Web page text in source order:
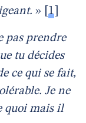
» 1
pas prendre
tu décides
ce qui se fait,
Je ne
quoi mais il